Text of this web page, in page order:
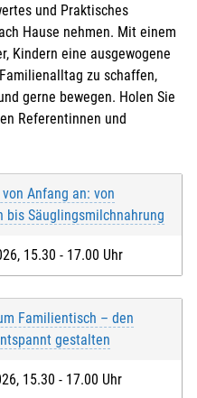
und Praktisches
Hause nehmen. Mit einem
Kindern eine ausgewogene
zu schaffen,
gerne bewegen. Holen Sie
Referentinnen und
Anfang an: von
bis Säuglingsmilchnahrung
15.30 - 17.00 Uhr
Familientisch – den
gestalten
15.30 - 17.00 Uhr